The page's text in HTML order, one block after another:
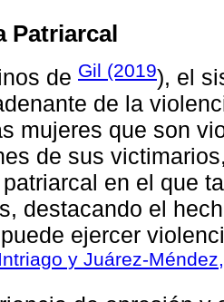
Patriarcal
de Gil (2019), el
de la
mujeres que son
de sus
en el que
destacando el
ejercer
y Juárez-